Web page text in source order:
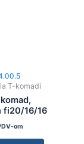
T-komadi
fi20/16/16
om